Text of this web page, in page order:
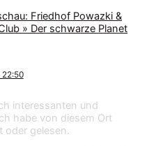
Friedhof Powazki &
» Der schwarze Planet
22:50
interessanten und
habe von diesem Ort
oder gelesen.